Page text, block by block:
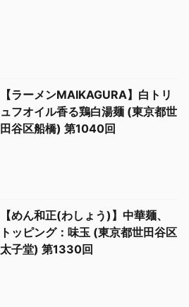
【ラーメンMAIKAGURA】白トリ
ュフオイル香る鶏白湯麺 (東京都世
田谷区船橋) 第1040回
【めん和正(わしょう)】中華麺、
トッピング：味玉 (東京都世田谷区
太子堂) 第1330回